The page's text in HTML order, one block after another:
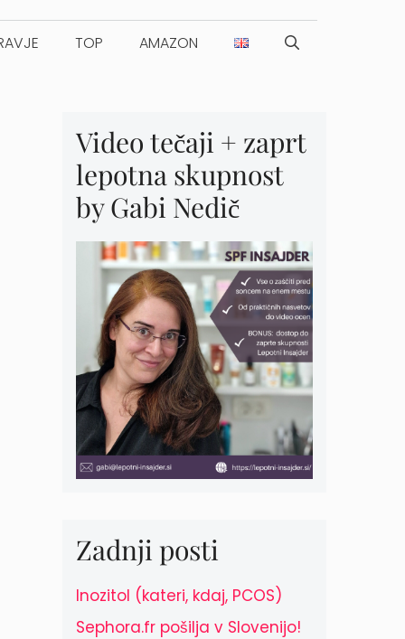
TOP AMAZON
Video tečaji + zaprt
lepotna skupnost
by Gabi Nedič
Zadnji posti
Inozitol (kateri, kdaj, PCOS)
Sephora.fr pošilja v Slovenijo!